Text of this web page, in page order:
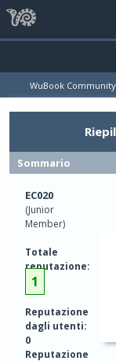
WuBook
Sommario
EC020
(Junior
Member)
Totale
reputazione:
1
Reputazione
dagli utenti:
0
Reputazione